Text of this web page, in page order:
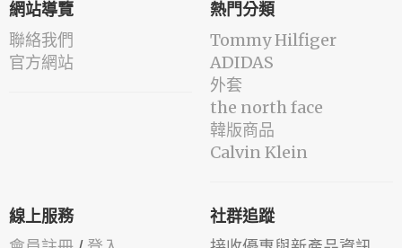
網站導覽
聯絡我們
官方網站
熱門分類
Tommy Hilfiger
ADIDAS
外套
the north face
韓版商品
Calvin Klein
線上服務 社群追蹤